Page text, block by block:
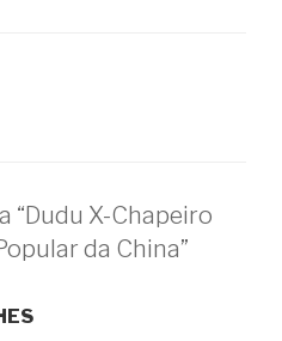
“Dudu X-Chapeiro
da China”